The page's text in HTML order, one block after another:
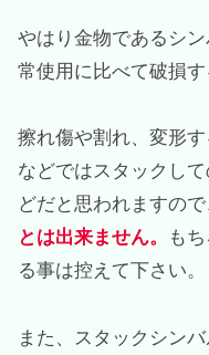
やはり金物であるシ
常使用に比べて破損す
擦れ傷や割れ、変形
などではスタックし
どだと思われますので
とは出来ません。
も
る事は控えて下さい。
また、スタックシン